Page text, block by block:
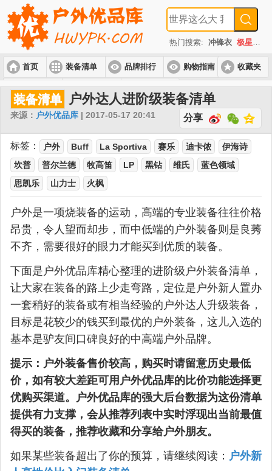
热门搜索: 冲锋衣 极星
首页 装备清单 品牌排行 购物指南
入门套装 进阶套装 高端套装
收藏夹
装备清单 户外达人进阶级装备清单
分享
来源： 户外优品库 | 2017-05-17 20:41
标签： 户外 Buff La Sportiva 赛乐 迪卡侬
伊海诗
坎普
普尔兰德 牧高笛 LP 黑钻 维氏
蓝色领域
思凯乐
山力士 火枫
户外是一项烧装备的运动，高端的专业装备往往价格
昂贵，令人望而却步，而中低端的户外装备则是良莠
不齐，需要很好的眼力才能买到优质的装备。
下面是户外优品库精心整理的进阶级户外装备清单，
让大家在装备的路上少走弯路，定位是户外新人置办
一套稍好的装备或有相当经验的户外达人升级装备，
目标是花较少的钱买到最优的户外装备，这儿入选的
基本是驴友间口碑良好的中高端户外品牌。
提示：户外装备售价较高，购买时请留意历史最低
价，如有较大差距可用户外优品库的比价功能选择更
优购买渠道。户外优品库的强大后台数据为这份清单
提供有力支撑，会从推荐列表中实时浮现出当前最值
得买的装备，推荐收藏和分享给户外朋友。
如果某些装备超出了你的预算，请继续阅读： 户外新